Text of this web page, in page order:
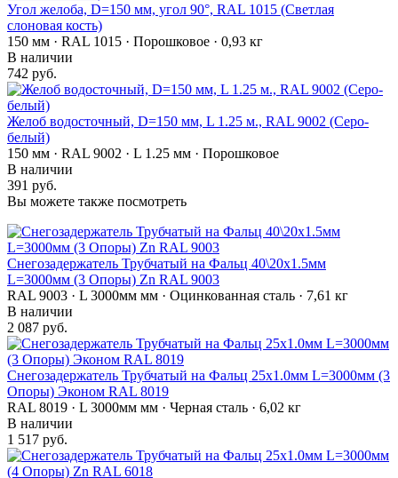
Угол желоба, D=150 мм, угол 90°, RAL 1015 (Светлая
слоновая кость)
150 мм · RAL 1015 · Порошковое · 0,93 кг
В наличии
742 руб.
Желоб водосточный, D=150 мм, L 1.25 м., RAL 9002 (Серо-
белый)
150 мм · RAL 9002 · L 1.25 мм · Порошковое
В наличии
391 руб.
Вы можете также посмотреть
Снегозадержатель Трубчатый на Фальц 40\20х1.5мм
L=3000мм (3 Опоры) Zn RAL 9003
RAL 9003 · L 3000мм мм · Оцинкованная сталь · 7,61 кг
В наличии
2 087 руб.
Снегозадержатель Трубчатый на Фальц 25х1.0мм L=3000мм (3
Опоры) Эконом RAL 8019
RAL 8019 · L 3000мм мм · Черная сталь · 6,02 кг
В наличии
1 517 руб.